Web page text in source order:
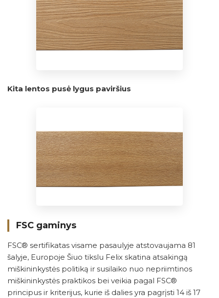
Kita lentos pusė lygus paviršius
FSC gaminys
FSC® sertifikatas visame pasaulyje atstovaujama 81
šalyje, Europoje Šiuo tikslu Felix skatina atsakingą
miškininkystės politiką ir susilaiko nuo nepriimtinos
miškininkystės praktikos bei veikia pagal FSC®
principus ir kriterijus, kurie iš dalies yra pagrįsti 14 iš 17